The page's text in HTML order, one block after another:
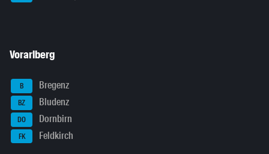
Vorarlberg
B Bregenz
BZ Bludenz
DO Dornbirn
FK Feldkirch